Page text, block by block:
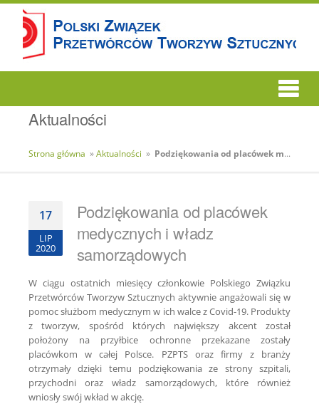
Aktualności
Strona główna »Aktualności » Podziękowania od placówek medycznych i władz samorządowych
17
LIP
2020
Podziękowania od placówek
medycznych i władz
samorządowych
W ciągu ostatnich miesięcy członkowie Polskiego Związku
Przetwórców Tworzyw Sztucznych aktywnie angażowali się w
pomoc służbom medycznym w ich walce z Covid-19. Produkty
z tworzyw, spośród których największy akcent został
położony na przyłbice ochronne przekazane zostały
placówkom w całej Polsce. PZPTS oraz firmy z branży
otrzymały dzięki temu podziękowania ze strony szpitali,
przychodni oraz władz samorządowych, które również
wniosły swój wkład w akcję.